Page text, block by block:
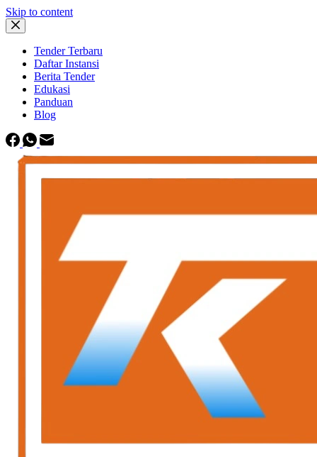
Skip to content
Tender Terbaru
Daftar Instansi
Berita Tender
Edukasi
Panduan
Blog